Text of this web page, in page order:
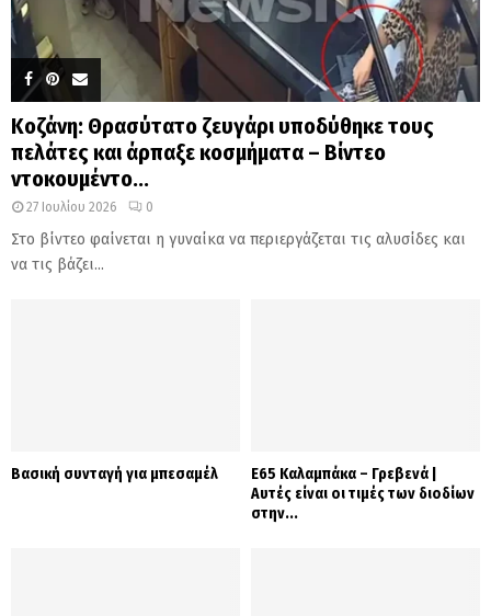
Κοζάνη: Θρασύτατο ζευγάρι υποδύθηκε τους
πελάτες και άρπαξε κοσμήματα – Βίντεο
ντοκουμέντο...
27 Ιουλίου 2026 0
Στο βίντεο φαίνεται η γυναίκα να περιεργάζεται τις αλυσίδες και
να τις βάζει...
Βασική συνταγή για μπεσαμέλ
Ε65 Καλαμπάκα – Γρεβενά |
Αυτές είναι οι τιμές των διοδίων
στην...